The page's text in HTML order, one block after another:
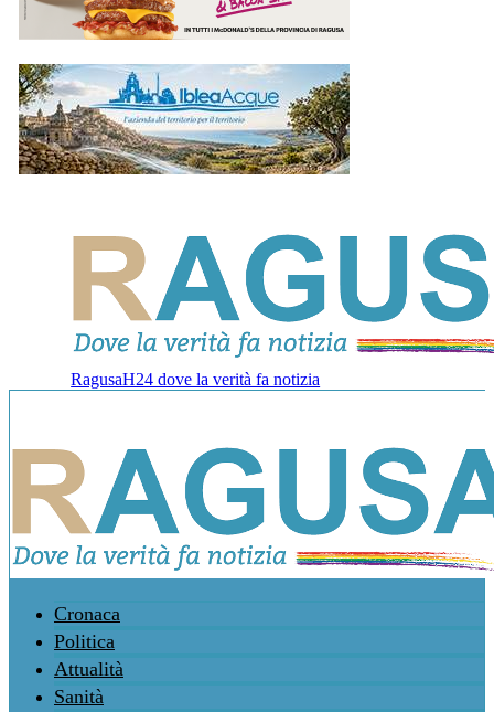
RagusaH24 dove la verità fa notizia
Cronaca
Politica
Attualità
Sanità